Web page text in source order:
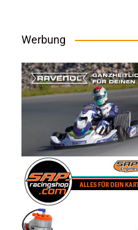
Werbung